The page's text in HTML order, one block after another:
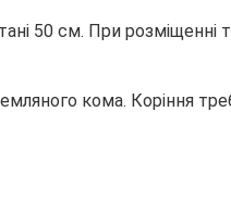
50 см. При
кома. Коріння